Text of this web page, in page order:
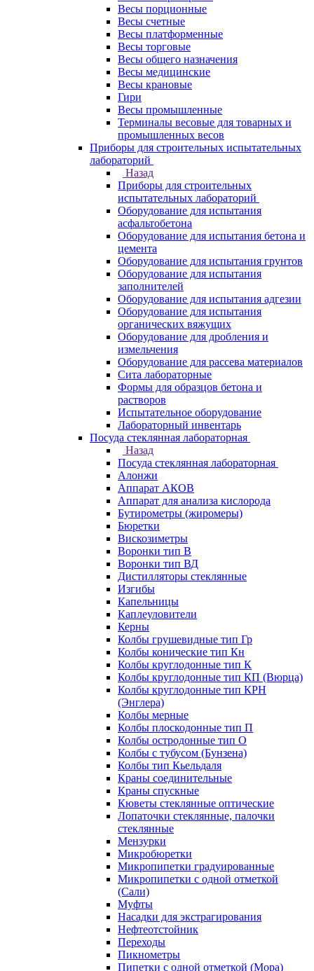
Весы порционные
Весы счетные
Весы платформенные
Весы торговые
Весы общего назначения
Весы медицинские
Весы крановые
Гири
Весы промышленные
Терминалы весовые для товарных и
промышленных весов
Приборы для строительных испытательных
лабораторий
Назад
Приборы для строительных
испытательных лабораторий
Оборудование для испытания
асфальтобетона
Оборудование для испытания бетона и
цемента
Оборудование для испытания грунтов
Оборудование для испытания
заполнителей
Оборудование для испытания адгезии
Оборудование для испытания
органических вяжущих
Оборудование для дробления и
измельчения
Оборудование для рассева материалов
Сита лабораторные
Формы для образцов бетона и
растворов
Испытательное оборудование
Лабораторный инвентарь
Посуда стеклянная лабораторная
Назад
Посуда стеклянная лабораторная
Алонжи
Аппарат АКОВ
Аппарат для анализа кислорода
Бутирометры (жиромеры)
Бюретки
Вискозиметры
Воронки тип В
Воронки тип ВД
Дистилляторы стеклянные
Изгибы
Капельницы
Каплеуловители
Керны
Колбы грушевидные тип Гр
Колбы конические тип Кн
Колбы круглодонные тип К
Колбы круглодонные тип КП (Вюрца)
Колбы круглодонные тип КРН
(Энглера)
Колбы мерные
Колбы плоскодонные тип П
Колбы остродонные тип О
Колбы с тубусом (Бунзена)
Колбы тип Кьельдаля
Краны соединительные
Краны спускные
Кюветы стеклянные оптические
Лопаточки стеклянные, палочки
стеклянные
Мензурки
Микробюретки
Микропипетки градуированные
Микропипетки с одной отметкой
(Сали)
Муфты
Насадки для экстрагирования
Нефтеотстойник
Переходы
Пикнометры
Пипетки с одной отметкой (Мора)